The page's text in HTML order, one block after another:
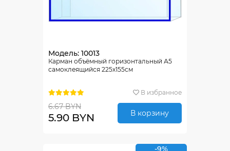
Модель: 10013
Карман объёмный горизонтальный А5
самоклеящийся 225х155см
В избранное
6.67 BYN
5.90 BYN В корзину
-9%